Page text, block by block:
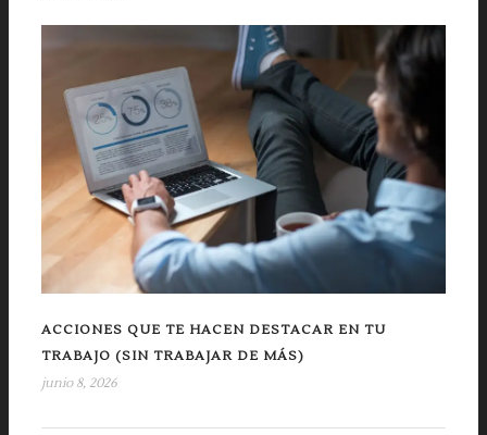
ACCIONES QUE TE HACEN DESTACAR EN TU
TRABAJO (SIN TRABAJAR DE MÁS)
junio 8, 2026